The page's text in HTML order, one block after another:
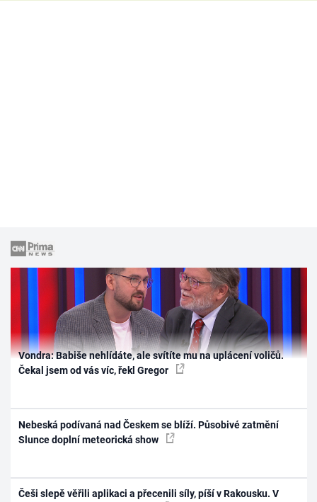
Vondra: Babiše nehlídáte, ale svítíte mu na uplácení voličů.
Čekal jsem od vás víc, řekl Gregor
Nebeská podívaná nad Českem se blíží. Působivé zatmění
Slunce doplní meteorická show
Češi slepě věřili aplikaci a přecenili síly, píší v Rakousku. V